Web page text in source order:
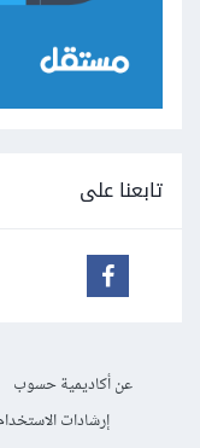
تابعنا على
عن أكاديمية حسوب
إرشادات الاستخدام